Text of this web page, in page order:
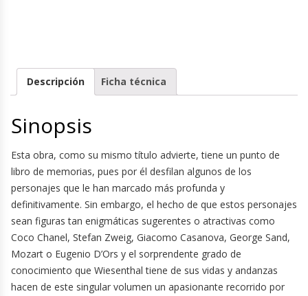
Descripción Ficha técnica
Sinopsis
Esta obra, como su mismo título advierte, tiene un punto de
libro de memorias, pues por él desfilan algunos de los
personajes que le han marcado más profunda y
definitivamente. Sin embargo, el hecho de que estos personajes
sean figuras tan enigmáticas sugerentes o atractivas como
Coco Chanel, Stefan Zweig, Giacomo Casanova, George Sand,
Mozart o Eugenio D’Ors y el sorprendente grado de
conocimiento que Wiesenthal tiene de sus vidas y andanzas
hacen de este singular volumen un apasionante recorrido por